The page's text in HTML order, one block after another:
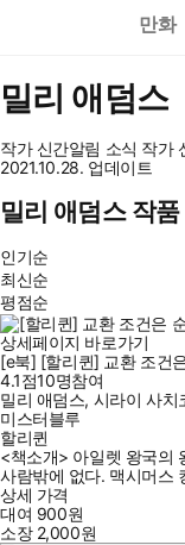
으
로
만화
밀리 애덤스
작가 신간알림 소식 작가
2021.10.28. 업데이트
밀리 애덤스 작
인기순
최신순
평점순
상세페이지 바로가기
[e북] [할리퀸] 교환 조건
4.1점10명참여
밀리 애덤스, 시라이 사치
미스터블루
할리퀸
<책소개> 아일렛 왕국의
사람밖에 없다. 맥시머스
상세 가격
대여 900원
소장 2,000원